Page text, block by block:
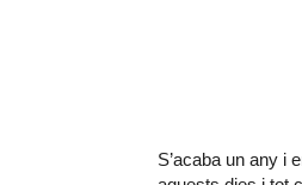
S’acaba un any i